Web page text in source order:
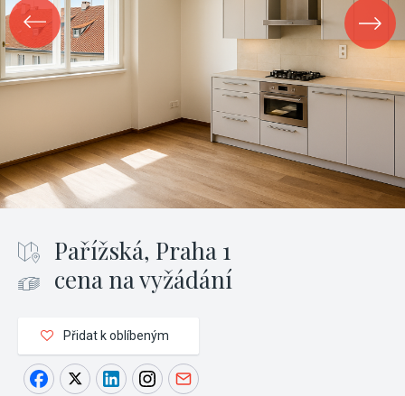
Pařížská, Praha 1
cena na vyžádání
Přidat k oblíbeným